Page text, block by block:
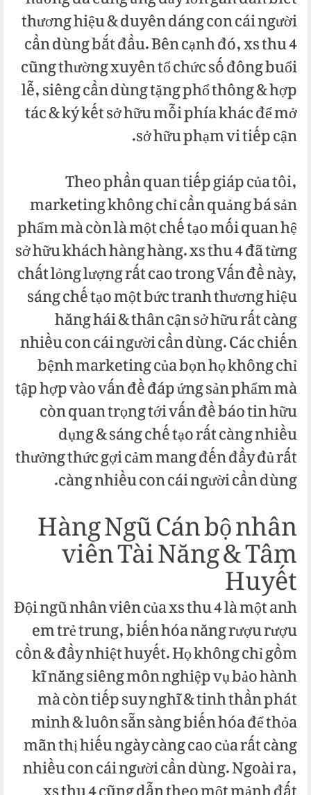
thương hiệu & duyên dáng con cái người
cần dùng bắt đầu. Bên cạnh đó, xs thu 4
cũng thường xuyên tổ chức số đông buổi
lễ, siêng cần dùng tặng phổ thông & hợp
tác & ký kết sở hữu mỗi phía khác để mở
sở hữu phạm vi tiếp cận.
Theo phần quan tiếp giáp của tôi,
marketing không chỉ cần quảng bá sản
phẩm mà còn là một chế tạo mối quan hệ
sở hữu khách hàng hàng. xs thu 4 đã từng
chất lỏng lượng rất cao trong Vấn đề này,
sáng chế tạo một bức tranh thương hiệu
hăng hái & thân cận sở hữu rất càng
nhiều con cái người cần dùng. Các chiến
bệnh marketing của bọn họ không chỉ
tập hợp vào vấn đề đáp ứng sản phẩm mà
còn quan trọng tới vấn đề báo tin hữu
dụng & sáng chế tạo rất càng nhiều
thưởng thức gợi cảm mang đến đầy đủ rất
càng nhiều con cái người cần dùng.
Hàng Ngũ Cán bộ nhân
viên Tài Năng & Tâm
Huyết
Đội ngũ nhân viên của xs thu 4 là một anh
em trẻ trung, biến hóa năng rượu rượu
cồn & đầy nhiệt huyết. Họ không chỉ gồm
kĩ năng siêng môn nghiệp vụ bảo hành
mà còn tiếp suy nghĩ & tinh thần phát
minh & luôn sẵn sàng biến hóa để thỏa
mãn thị hiếu ngày càng cao của rất càng
nhiều con cái người cần dùng. Ngoài ra,